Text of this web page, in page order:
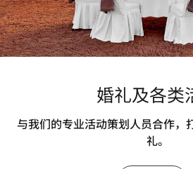
婚礼及各类
与我们的专业活动策划人员合作，
礼。